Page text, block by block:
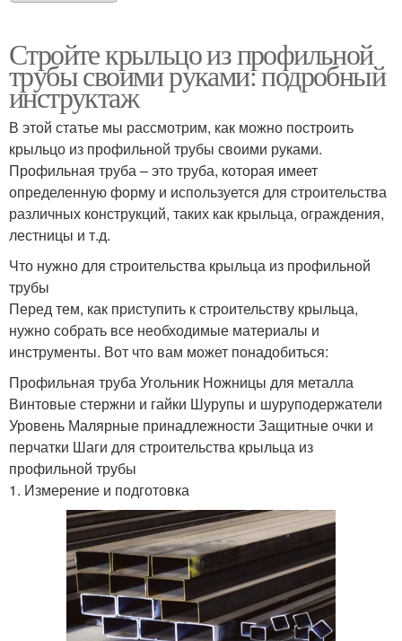
Стройте крыльцо из профильной
трубы своими руками: подробный
инструктаж
В этой статье мы рассмотрим, как можно построить
крыльцо из профильной трубы своими руками.
Профильная труба – это труба, которая имеет
определенную форму и используется для строительства
различных конструкций, таких как крыльца, ограждения,
лестницы и т.д.
Что нужно для строительства крыльца из профильной
трубы
Перед тем, как приступить к строительству крыльца,
нужно собрать все необходимые материалы и
инструменты. Вот что вам может понадобиться:
Профильная труба Угольник Ножницы для металла
Винтовые стержни и гайки Шурупы и шуруподержатели
Уровень Малярные принадлежности Защитные очки и
перчатки Шаги для строительства крыльца из
профильной трубы
1. Измерение и подготовка